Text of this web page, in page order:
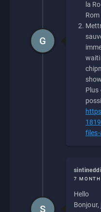
la
Plus
G
7
Hello
Bonjour,
S